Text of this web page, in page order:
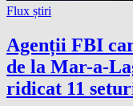
Flux știri
Agenții FBI
de la Mar-a-
ridicat 11